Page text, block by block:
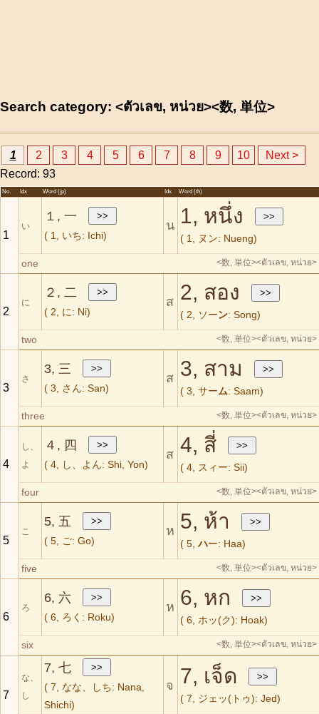
Search category: <ตัวเลข, หน่วย><数, 単位>
1 2 3 4 5 6 7 8 9 10
Next >
Record: 93
No. Idx Word (jp) Idx Word (th)
1
い
１, 一
( 1, いち: Ichi)
น 1, หนึ่ง
( 1, ヌン: Nueng)
one <数, 単位><ตัวเลข, หน่วย>
2
に
２, 二
( 2, に: Ni)
ส 2, สอง
( 2, ソーン: Song)
two <数, 単位><ตัวเลข, หน่วย>
3
さ
3, 三
( 3, さん: San)
ส 3, สาม
( 3, サーム: Saam)
three <数, 単位><ตัวเลข, หน่วย>
4
し、
よ
４, 四
( 4, し、よん: Shi, Yon)
ส 4, สี่
( 4, スィー: Sii)
four <数, 単位><ตัวเลข, หน่วย>
5
こ
5, 五
( 5, ご: Go)
ห 5, ห้า
( 5,ハー: Haa)
five <数, 単位><ตัวเลข, หน่วย>
6
ろ
6, 六
( 6, ろく: Roku)
ห 6, หก
( 6, ホッ(ク): Hoak)
six <数, 単位><ตัวเลข, หน่วย>
7
な、
し
7, 七
( 7, なな、しち: Nana,
Shichi)
จ 7, เจ็ด
( 7, ジェッ(トゥ): Jed)